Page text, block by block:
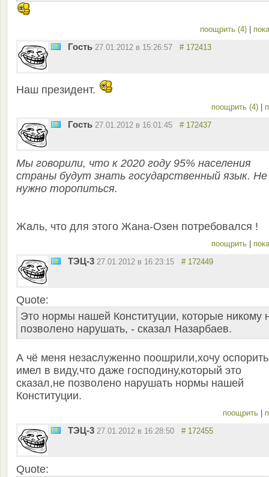
поощрить (4)
Гость 27.01.2012 в 15:26:57 # 172413
Наш президент.
поощрить (4)
Гость 27.01.2012 в 16:01:45 # 172437
Мы говорили, что к 2020 году 95% населения
страны будут знать государственный язык. Не
нужно торопиться.
Жаль, что для этого Жана-Озен потребовался !
поощрить
ТЭЦ-3 27.01.2012 в 16:23:15 # 172449
Quote:
Это нормы нашей Конституции, которые никому
позволено нарушать, - сказал Назарбаев.
А чё меня незаслуженно поошрили,хочу
имел в виду,что даже господину,который это
сказал,не позволено нарушать нормы нашей
Конституции.
поощрить
ТЭЦ-3 27.01.2012 в 16:28:50 # 172455
Quote: